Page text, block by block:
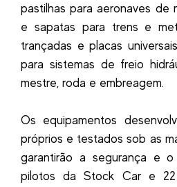
pastilhas para aeronaves de
e sapatas para trens e
trançadas e placas
para sistemas de freio
mestre, roda e embreagem.
Os equipamentos
próprios e testados sob as
garantirão a segurança e
pilotos da Stock Car e